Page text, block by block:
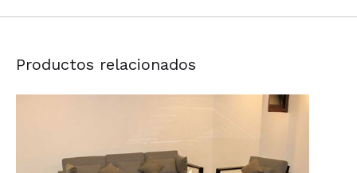
Productos relacionados